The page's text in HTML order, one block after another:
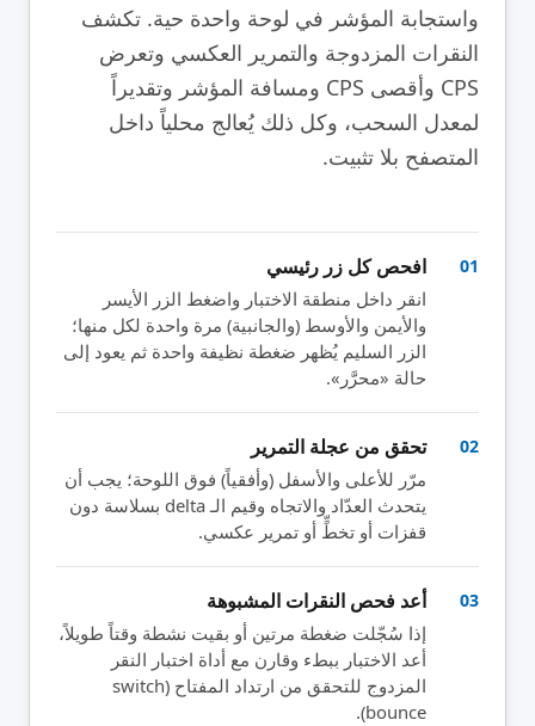
واستجابة المؤشر في لوحة واحدة حية. تكشف
النقرات المزدوجة والتمرير العكسي وتعرض
CPS وأقصى CPS ومسافة المؤشر وتقديراً
لمعدل السحب، وكل ذلك يُعالج محلياً داخل
المتصفح بلا تثبيت.
01 افحص كل زر رئيسي
انقر داخل منطقة الاختبار واضغط الزر الأيسر
والأيمن والأوسط (والجانبية) مرة واحدة لكل منها؛
الزر السليم يُظهر ضغطة نظيفة واحدة ثم يعود إلى
حالة «محرَّر».
02 تحقق من عجلة التمرير
مرّر للأعلى والأسفل (وأفقياً) فوق اللوحة؛ يجب أن
يتحدث العدّاد والاتجاه وقيم الـ delta بسلاسة دون
قفزات أو تخطٍّ أو تمرير عكسي.
03 أعد فحص النقرات المشبوهة
إذا سُجّلت ضغطة مرتين أو بقيت نشطة وقتاً طويلاً،
أعد الاختبار ببطء وقارن مع أداة اختبار النقر
المزدوج للتحقق من ارتداد المفتاح (switch
bounce).